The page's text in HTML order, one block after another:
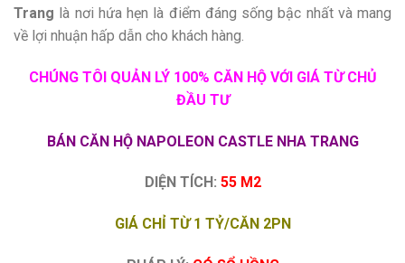
Trang là nơi hứa hẹn là điểm đáng sống bậc nhất và mang
về lợi nhuận hấp dẫn cho khách hàng.
CHÚNG TÔI QUẢN LÝ 100% CĂN HỘ VỚI GIÁ TỪ CHỦ
ĐẦU TƯ
BÁN CĂN HỘ NAPOLEON CASTLE NHA TRANG
DIỆN TÍCH: 55 M2
GIÁ CHỈ TỪ 1 TỶ/CĂN 2PN